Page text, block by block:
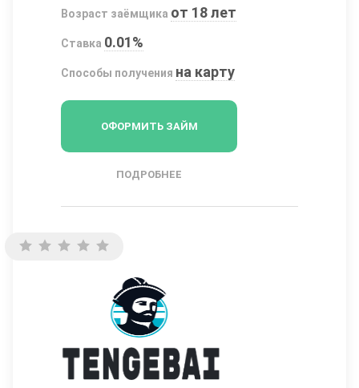
Возраст заёмщика от 18 лет
Ставка 0.01%
Способы получения на карту
ОФОРМИТЬ ЗАЙМ
ПОДРОБНЕЕ